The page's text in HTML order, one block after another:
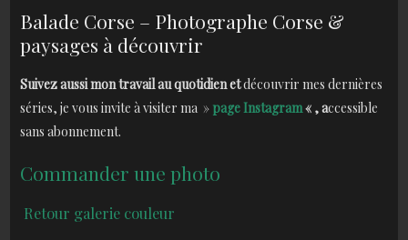
Balade Corse – Photographe Corse &
paysages à découvrir
Suivez aussi mon travail au quotidien etdécouvrir mes dernières
séries, je vous invite à visiter ma » page Instagram« , accessible
sans abonnement.
Commander une photo
Retour galerie couleur